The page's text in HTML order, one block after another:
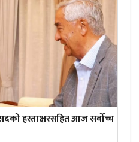
हस्ताक्षरसहित आज सर्वोच्च